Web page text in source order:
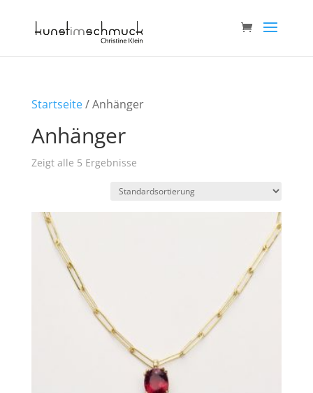
Startseite/ Anhänger
Anhänger
Zeigt alle 5 Ergebnisse